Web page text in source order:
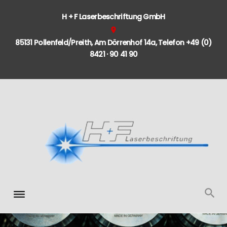
H + F Laserbeschriftung GmbH
location_on
85131 Pollenfeld/Preith, Am Dörrenhof 14a, Telefon +49 (0)
8421 · 90 41 90